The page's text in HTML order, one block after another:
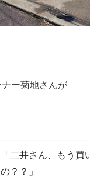
ー菊地さんが
「二井さん、もう買
の？？」